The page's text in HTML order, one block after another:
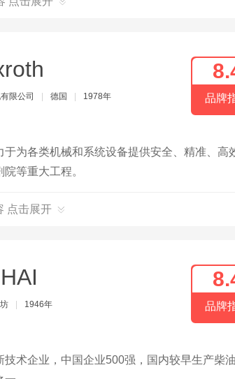
限公司 德国 1978年 品牌
为各类机械和系统设备提供安全、精准、高
等重大工程。
点击展开
1946年 品牌
术企业，中国企业500强，国内较早生产柴